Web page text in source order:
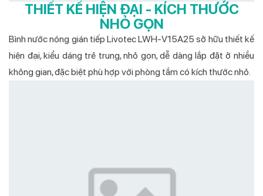
THIẾT KẾ HIỆN ĐẠI - KÍCH THƯỚC
NHỎ GỌN
Bình nước nóng gián tiếp Livotec LWH-V15A25 sở hữu thiết kế
hiện đại, kiểu dáng trẻ trung, nhỏ gọn, dễ dàng lắp đặt ở nhiều
không gian, đặc biệt phù hợp với phòng tắm có kích thước nhỏ.